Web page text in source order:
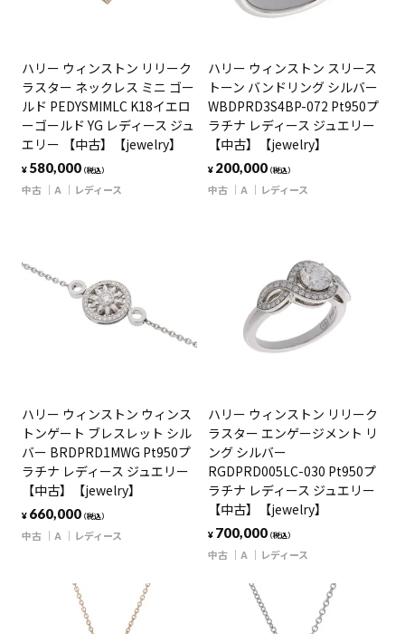
ハリー ウィンストン リリーク
ラスター ネックレス ミニ ゴー
ルド PEDYSMIMLC K18イエロ
ーゴールド YG レディース ジュ
エリー 【中古】【jewelry】
¥ 580,000（税込）
中古 A レディース
ハリー ウィンストン スリース
トーン バンドリング シルバー
WBDPRD3S4BP-072 Pt950プ
ラチナ レディース ジュエリー
【中古】【jewelry】
¥ 200,000（税込）
中古 A レディース
ハリー ウィンストン ウィンス
トンゲート ブレスレット シル
バー BRDPRD1MWG Pt950プ
ラチナ レディース ジュエリー
【中古】【jewelry】
¥ 660,000（税込）
中古 A レディース
ハリー ウィンストン リリーク
ラスター エンゲージメント リ
ング シルバー
RGDPRD005LC-030 Pt950プ
ラチナ レディース ジュエリー
【中古】【jewelry】
¥ 700,000（税込）
中古 A レディース